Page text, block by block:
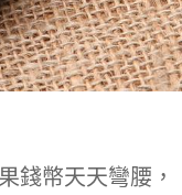
錢幣天天彎腰，